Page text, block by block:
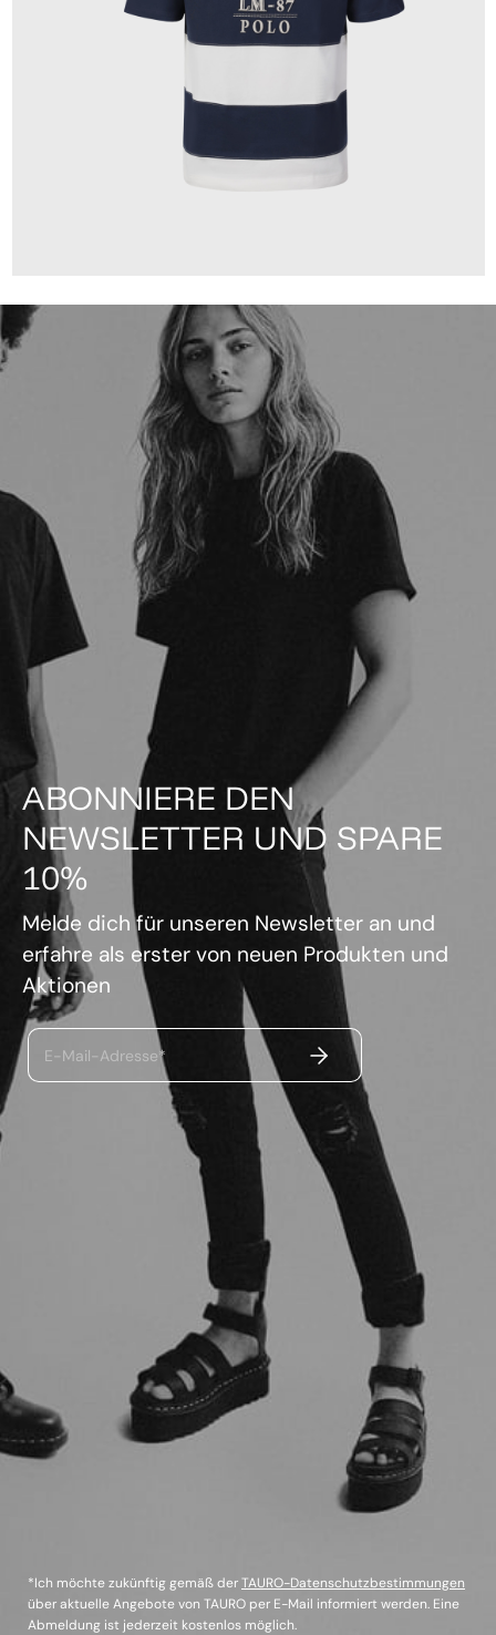
ABONNIERE DEN
NEWSLETTER UND SPARE
10%
Melde dich für unseren Newsletter an und
erfahre als erster von neuen Produkten und
Aktionen
E-Mail-Adresse* ABSENDEN
*Ich möchte zukünftig gemäß derTAURO-Datenschutzbestimmungen
über aktuelle Angebote von TAURO per E-Mail informiert werden. Eine
Abmeldung ist jederzeit kostenlos möglich.